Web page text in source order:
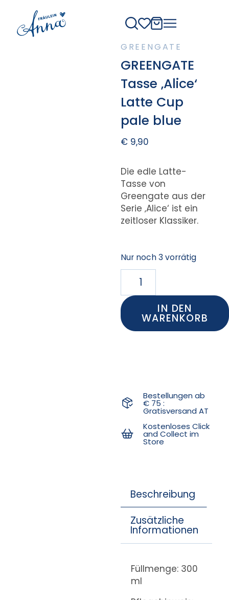
GREENGATE
GREENGATE
Tasse ‚Alice‘
Latte Cup
pale blue
€9,90
Die edle Latte-
Tasse von
Greengate aus der
Serie ‚Alice‘ ist ein
zeitloser Klassiker.
Nur noch 3 vorrätig
IN DEN
WARENKORB
Bestellungen ab
€ 75 :
Gratisversand AT
Kostenloses Click
and Collect im
Store
Beschreibung
Zusätzliche
Informationen
Füllmenge: 300
ml